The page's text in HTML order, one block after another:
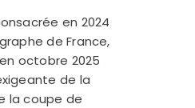
en 2024
de France,
octobre 2025
de la
la coupe de